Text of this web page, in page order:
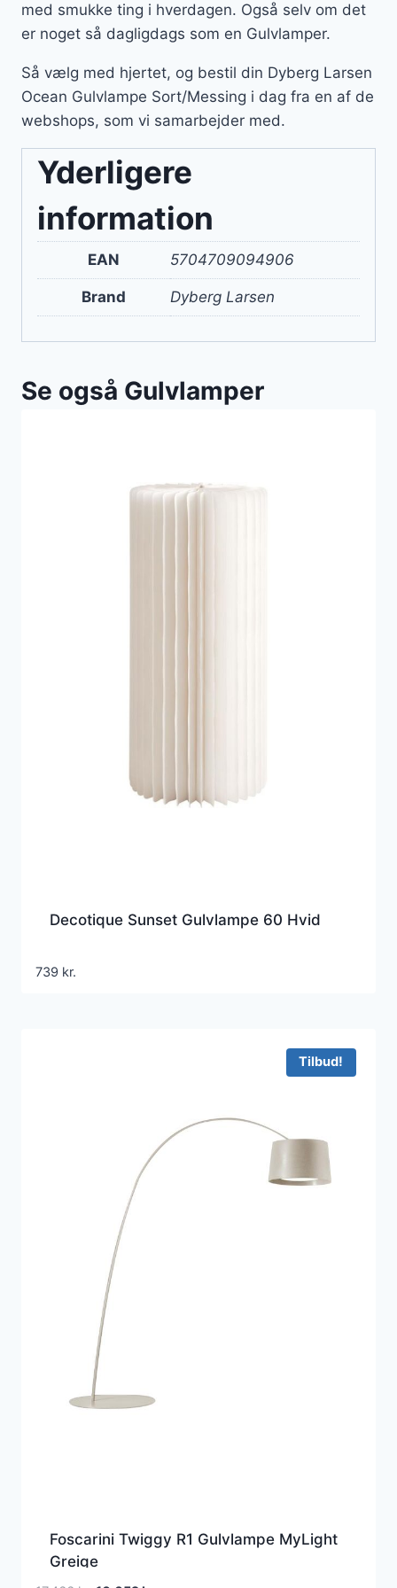
med smukke ting i hverdagen. Også selv om det
er noget så dagligdags som en Gulvlamper.
Så vælg med hjertet, og bestil din Dyberg Larsen
Ocean Gulvlampe Sort/Messing i dag fra en af de
webshops, som vi samarbejder med.
Yderligere
information
EAN 5704709094906
Brand Dyberg Larsen
Se også Gulvlamper
Decotique Sunset Gulvlampe 60 Hvid
739 kr.
Tilbud!
Foscarini Twiggy R1 Gulvlampe MyLight
Greige